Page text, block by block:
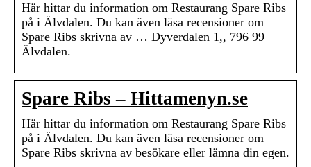
Här hittar du information om Restaurang Spare Ribs
på i Älvdalen. Du kan även läsa recensioner om
Spare Ribs skrivna av … Dyverdalen 1,, 796 99
Älvdalen.
Spare Ribs – Hittamenyn.se
Här hittar du information om Restaurang Spare Ribs
på i Älvdalen. Du kan även läsa recensioner om
Spare Ribs skrivna av besökare eller lämna din egen.